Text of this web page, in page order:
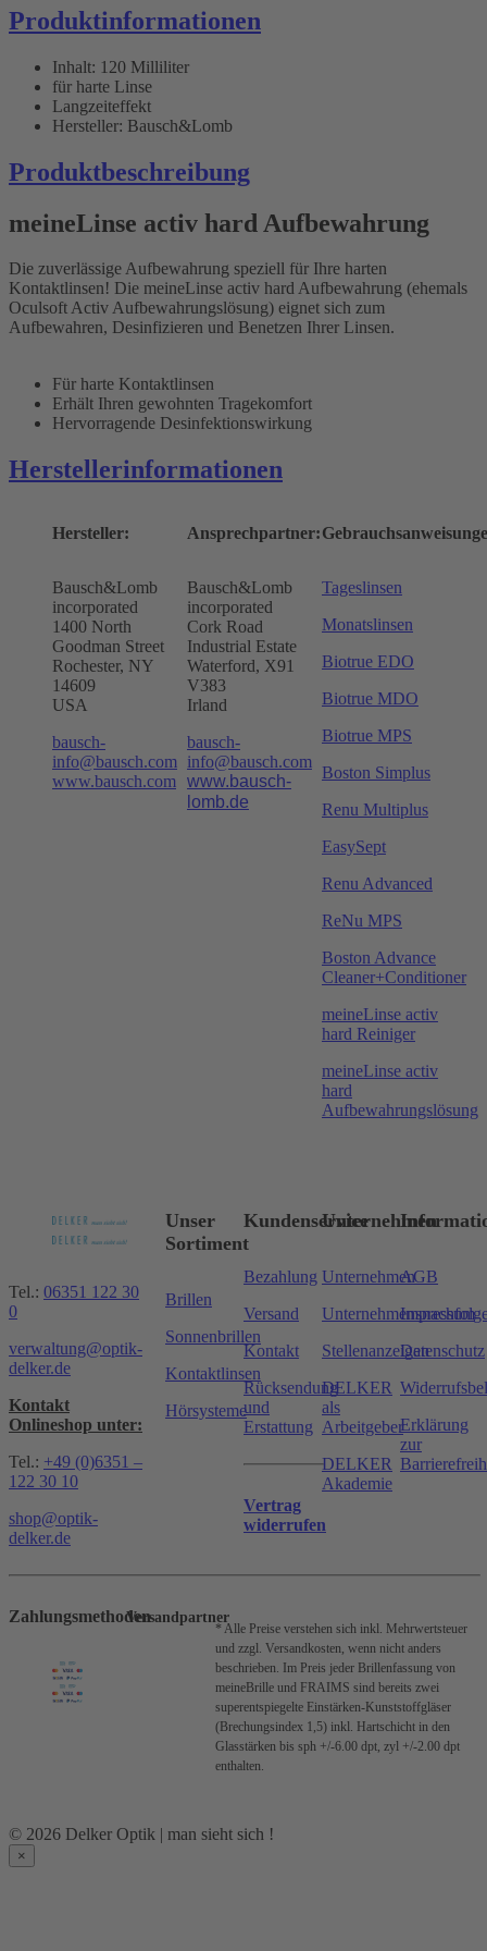
Produktinformationen
Inhalt: 120 Milliliter
für harte Linse
Langzeiteffekt
Hersteller: Bausch&Lomb
Produktbeschreibung
meineLinse activ hard Aufbewahrung
Die zuverlässige Aufbewahrung speziell für Ihre harten
Kontaktlinsen! Die meineLinse activ hard Aufbewahrung (ehemals
Oculsoft Activ Aufbewahrungslösung) eignet sich zum
Aufbewahren, Desinfizieren und Benetzen Ihrer Linsen.
Für harte Kontaktlinsen
Erhält Ihren gewohnten Tragekomfort
Hervorragende Desinfektionswirkung
Herstellerinformationen
Hersteller:
Bausch&Lomb
incorporated
1400 North
Goodman Street
Rochester, NY
14609
USA
bausch-
info@bausch.com
www.bausch.com
Ansprechpartner:
Bausch&Lomb
incorporated
Cork Road
Industrial Estate
Waterford, X91
V383
Irland
bausch-
info@bausch.com
www.bausch-
lomb.de
Tageslinsen
Monatslinsen
Biotrue EDO
Biotrue MDO
Biotrue MPS
Boston Simplus
Renu Multiplus
EasySept
Renu Advanced
ReNu MPS
Boston Advance
Cleaner+Conditioner
meineLinse activ
hard Reiniger
meineLinse activ
hard
Aufbewahrungslösung
Tel.: 06351 122 30
0
verwaltung@optik-
delker.de
Kontakt
Onlineshop unter:
Tel.: +49 (0)6351 –
122 30 10
shop@optik-
delker.de
Unser
Sortiment
Brillen
Sonnenbrillen
Kontaktlinsen
Hörsysteme
Kundenservice
Bezahlung
Versand
Kontakt
Rücksendung
und
Erstattung
Vertrag
widerrufen
Unternehmen
Unternehmen
Stellenanzeigen
DELKER
als
Arbeitgeber
DELKER
Akademie
AGB
Impressum
Datenschutz
Erklärung
zur
ZahlungsmethodenVersandpartner
* Alle Preise verstehen sich inkl. Mehrwertsteuer
und zzgl. Versandkosten, wenn nicht anders
beschrieben. Im Preis jeder Brillenfassung von
meineBrille und FRAIMS sind bereits zwei
superentspiegelte Einstärken-Kunststoffgläser
(Brechungsindex 1,5) inkl. Hartschicht in den
Glasstärken bis sph +/-6.00 dpt, zyl +/-2.00 dpt
enthalten.
© 2026 Delker Optik | man sieht sich !
×